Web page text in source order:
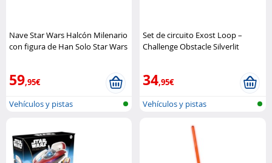
Nave Star Wars Halcón Milenario
con figura de Han Solo Star Wars
59,95€
Vehículos y pistas
Set de circuito Exost Loop –
Challenge Obstacle Silverlit
34,95€
Vehículos y pistas